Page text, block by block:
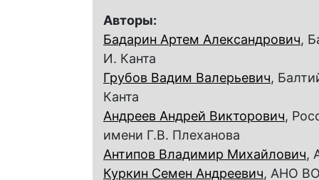
Авторы:
Бадарин Артем Александрович,
И. Канта
Грубов Вадим Валерьевич,
Канта
Андреев Андрей Викторович,
имени Г.В. Плеханова
Антипов Владимир Михайлович,
Куркин Семен Андреевич, АНО ВО